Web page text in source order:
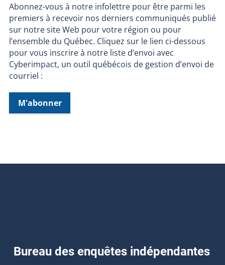
Abonnez-vous à notre infolettre pour être parmi les
premiers à recevoir nos derniers communiqués publié
sur notre site Web pour votre région ou pour
l’ensemble du Québec. Cliquez sur le lien ci-dessous
pour vous inscrire à notre liste d’envoi avec
Cyberimpact, un outil québécois de gestion d’envoi de
courriel :
M'abonner
Bureau des enquêtes indépendantes